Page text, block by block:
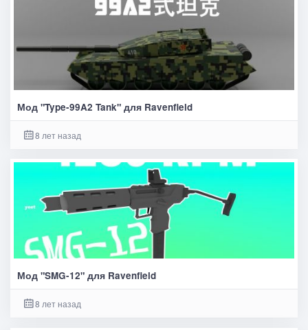
Мод "Type-99A2 Tank" для Ravenfield
8 лет назад
Мод "SMG-12" для Ravenfield
8 лет назад